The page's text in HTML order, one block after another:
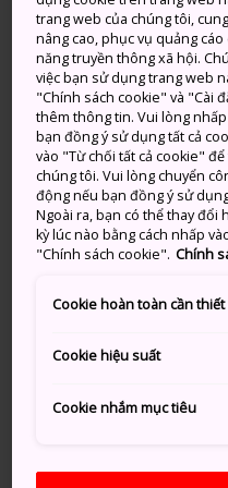
nước nóng nào ở Nhật,
lịch trong vùng nằm
ghé thăm Suối nước
điểm thư giãn với
nhiều hoạt động giải trí.
Đừng bỏ lỡ
sức khỏe
Khám phá những
Phương thức
trang web của chúng tôi,
nâng cao, phục vụ quảng
năng truyền thông xã hội.
việc bạn sử dụng trang web
"Chính sách cookie" và "Cài
thêm thông tin. Vui lòng
bạn đồng ý sử dụng tất cả
vào "Từ chối tất cả cookie"
chúng tôi. Vui lòng chuyển
động nếu bạn đồng ý sử
Ngoài ra, bạn có thể thay đổi
kỳ lúc nào bằng cách nhấp
"Chính sách cookie". Chính
Cookie hoàn toàn cần thiết
Cookie hiệu suất
Cookie nhắm mục tiêu